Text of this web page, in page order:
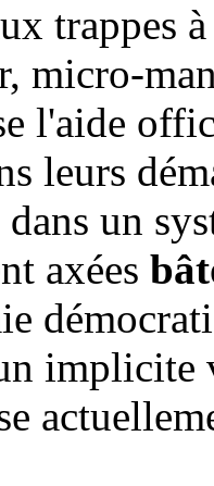
trappes
micro-
l'aide
leurs
dans un
axées
implicite